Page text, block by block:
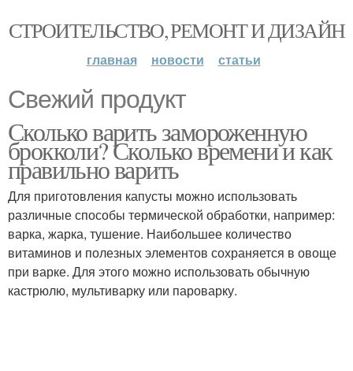
СТРОИТЕЛЬСТВО, РЕМОНТ И ДИЗАЙН
главная новости статьи
Свежий продукт
Сколько варить замороженную
брокколи? Сколько времени и как
правильно варить
Для приготовления капусты можно использовать
различные способы термической обработки, например:
варка, жарка, тушение. Наибольшее количество
витаминов и полезных элементов сохраняется в овоще
при варке. Для этого можно использовать обычную
кастрюлю, мультиварку или пароварку.